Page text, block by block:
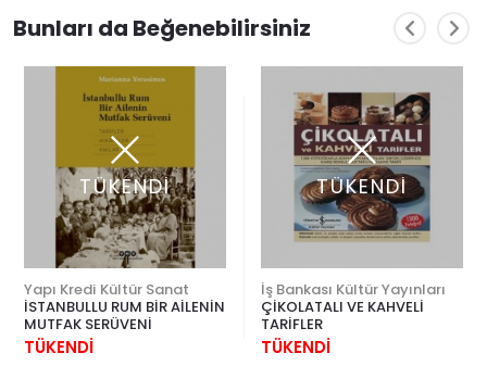
Bunları da Beğenebilirsiniz
TÜKENDİ
Yapı Kredi Kültür Sanat
İSTANBULLU RUM BİR AİLENİN
MUTFAK SERÜVENİ
TÜKENDİ
TÜKENDİ
İş Bankası Kültür Yayınları
ÇİKOLATALI VE KAHVELİ
TARİFLER
TÜKENDİ